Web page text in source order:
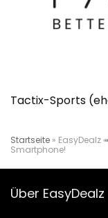
Tactix-Sports
Startseite » EasyDealz
Smartphone!
Über EasyDealz